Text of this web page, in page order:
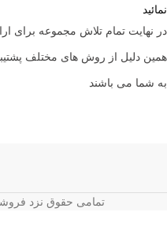
نمائید
در نهایت تمام تلاش مجموعه برای
همین دلیل از روش های مختلف
به شما می باشند
تمامی حقوق نزد